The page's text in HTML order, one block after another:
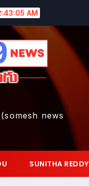
AM
news
SUNITHA REDDY